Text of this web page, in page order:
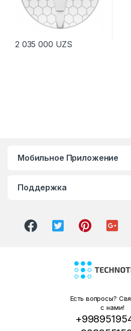
2 035 000 UZS
Мобильное Приложение
Поддержка
Есть вопросы?
с нами!